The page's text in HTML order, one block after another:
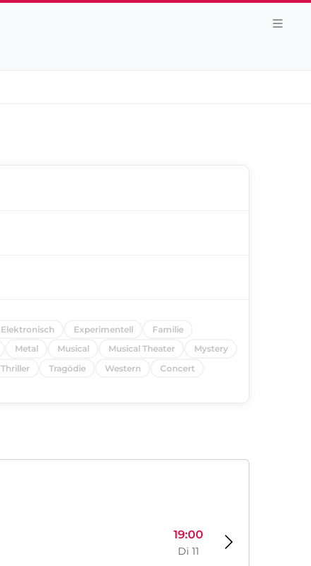
Elektronisch Experimentell
Familie
Metal Musical Musical Theater
Mystery
Thriller Tragödie Western
Concert
19:00
Di 11